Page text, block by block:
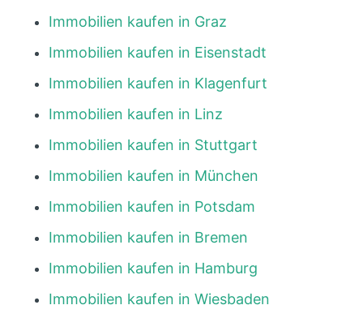
Immobilien kaufen in Graz
Immobilien kaufen in Eisenstadt
Immobilien kaufen in Klagenfurt
Immobilien kaufen in Linz
Immobilien kaufen in Stuttgart
Immobilien kaufen in München
Immobilien kaufen in Potsdam
Immobilien kaufen in Bremen
Immobilien kaufen in Hamburg
Immobilien kaufen in Wiesbaden